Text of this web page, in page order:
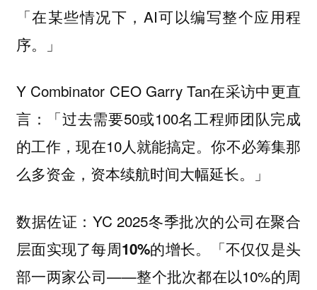
「在某些情况下，AI可以编写整个应用程
序。」
Y Combinator CEO Garry Tan在采访中更直
言：「过去需要50或100名工程师团队完成
的工作，现在10人就能搞定。你不必筹集那
么多资金，资本续航时间大幅延长。」
数据佐证：YC 2025冬季批次的公司在聚合
层面实现了每周10%的增长。「不仅仅是头
部一两家公司——整个批次都在以10%的周